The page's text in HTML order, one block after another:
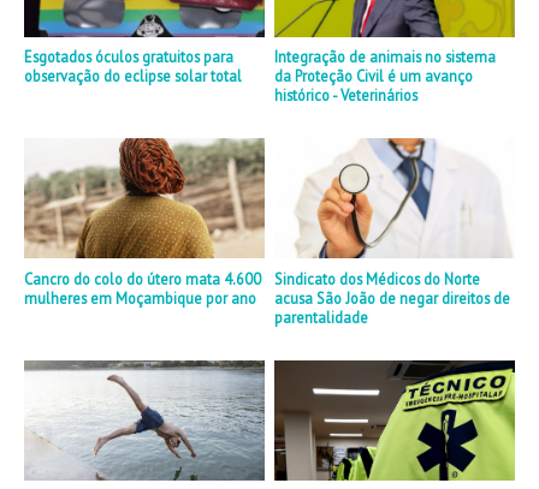
Esgotados óculos gratuitos para
observação do eclipse solar total
Integração de animais no sistema
da Proteção Civil é um avanço
histórico - Veterinários
Cancro do colo do útero mata 4.600
mulheres em Moçambique por ano
Sindicato dos Médicos do Norte
acusa São João de negar direitos de
parentalidade